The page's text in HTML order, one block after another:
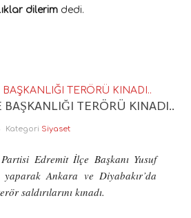
dilerim dedi.
TERÖRÜ KINADI..
Kategori Siyaset
Edremit İlçe Başkanı Yusuf
Ankara ve Diyabakır’da
saldırılarını kınadı.